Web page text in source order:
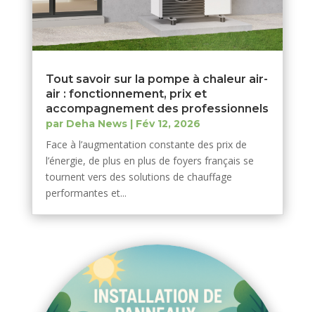
Tout savoir sur la pompe à chaleur air-
air : fonctionnement, prix et
accompagnement des professionnels
par Deha News| Fév 12, 2026
Face à l’augmentation constante des prix de
l’énergie, de plus en plus de foyers français se
tournent vers des solutions de chauffage
performantes et...